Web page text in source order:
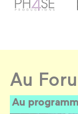
Au
Au